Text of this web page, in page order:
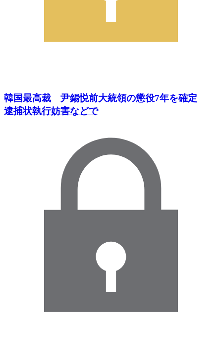
韓国最高裁 尹錫悦前大統領の懲役7年を確定
逮捕状執行妨害などで